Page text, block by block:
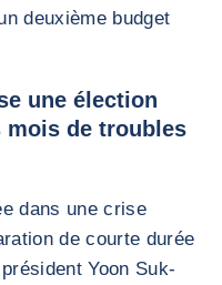
deuxième budget
une élection
mois de troubles
dans une crise
de courte durée
Yoon Suk-